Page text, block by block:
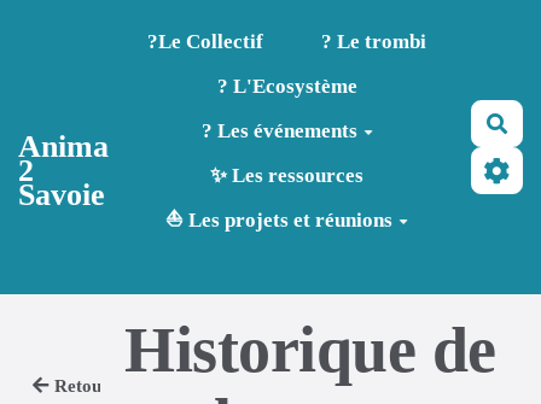
Aller au contenu principal
Anima
2
Savoie
?️Le Collectif
? Le trombi
? L'Ecosystème
? Les événements
✨ Les ressources
⛵ Les projets et réunions
Retour
Historique de